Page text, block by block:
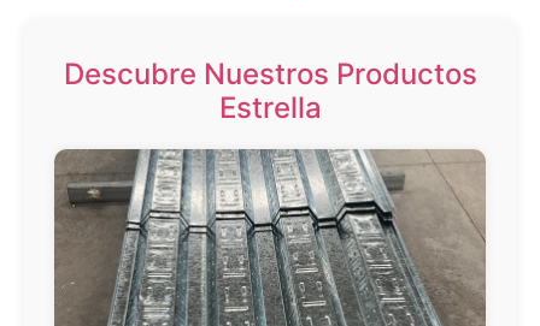
Descubre Nuestros Productos
Estrella